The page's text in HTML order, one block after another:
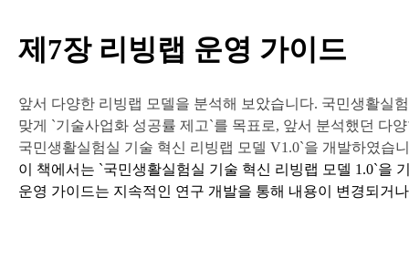
제7장 리빙랩 운영 가이드
앞서 다양한 리빙랩 모델을 분석해 보았습니다. 국민생활실
맞게 `기술사업화 성공률 제고`를 목표로, 앞서 분석했던 다
국민생활실험실 기술 혁신 리빙랩 모델 V1.0`을 개발하였습
이 책에서는 `국민생활실험실 기술 혁신 리빙랩 모델 1.0`을
운영 가이드는 지속적인 연구 개발을 통해 내용이 변경되거